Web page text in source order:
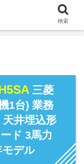
三菱
1台) 業務
天井埋込形
ド 3馬力
デル
検索